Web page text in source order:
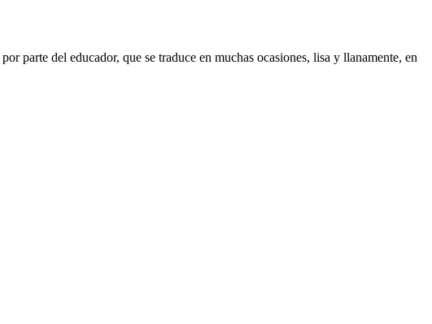
parte del educador, que se traduce en muchas ocasiones, lisa y llanamente, en